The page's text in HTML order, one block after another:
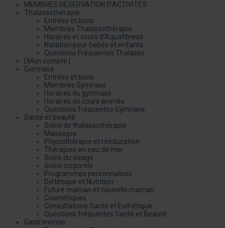
MEMBRES RÉSERVATION D’ACTIVITÉS
Thalassothérapie
Entrées et bons
Membres Thalassothérapie
Horaires et cours d’Aquafitness
Natation pour bébés et enfants
Questions Fréquentes Thalasso
| Mon compte |
Gymnase
Entrées et bons
Membres Gymnase
Horaires du gymnase
Horaires de cours animés
Questions fréquentes Gymnase
Santé et beauté
Soins de thalassothérapie
Massages
Physiothérapie et rééducation
Thérapies en eau de mer
Soins du visage
Soins corporels
Programmes personnalisés
Diététique et Nutrition
Future maman et nouvelle maman
Cosmétiques
Consultations Santé et Esthétique
Questions fréquentes Santé et Beauté
Gastronomie